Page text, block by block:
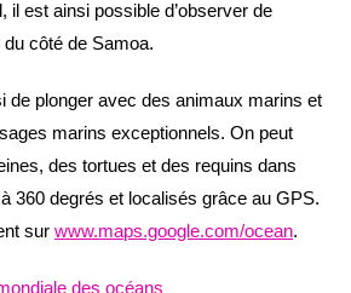
il est ainsi possible d’observer de
côté de Samoa.
de plonger avec des animaux marins et
marins exceptionnels. On peut
des tortues et des requins dans
360 degrés et localisés grâce au GPS.
sur www.maps.google.com/ocean.
des océans